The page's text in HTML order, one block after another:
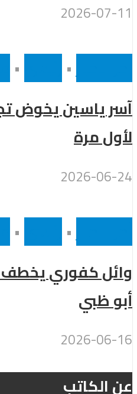
2026-07-11
•
•
آسر ياسين يخوض
لأول مرة
2026-06-24
•
•
وائل كفوري يخطف
أبو ظبي
2026-06-16
عن الكاتب